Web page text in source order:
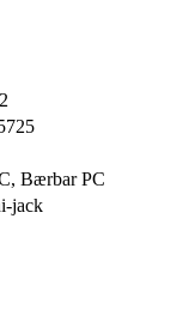
Bærbar PC
jack